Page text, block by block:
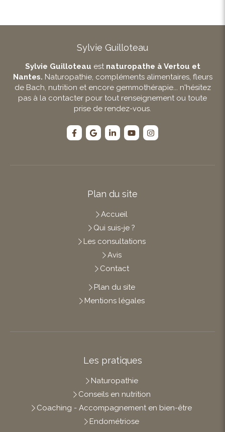
Sylvie Guilloteau
Sylvie Guilloteau est naturopathe à Vertou et
Nantes. Naturopathie, compléments alimentaires, fleurs
de Bach, nutrition et encore gemmothérapie... n'hésitez
pas à la contacter pour tout renseignement ou toute
prise de rendez-vous.
Plan du site
Accueil
Qui suis-je ?
Les consultations
Avis
Contact
Plan du site
Mentions légales
Les pratiques
Naturopathie
Conseils en nutrition
Coaching - Accompagnement en bien-être
Endométriose